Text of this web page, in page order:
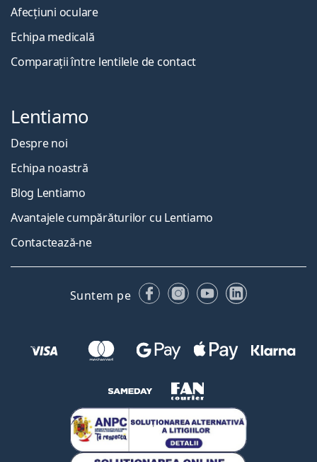
Afecțiuni oculare
Echipa medicală
Comparații între lentilele de contact
Lentiamo
Despre noi
Echipa noastră
Blog Lentiamo
Avantajele cumpărăturilor cu Lentiamo
Contactează-ne
Suntem pe FacebookInstagram
YouTubeLinkedIn